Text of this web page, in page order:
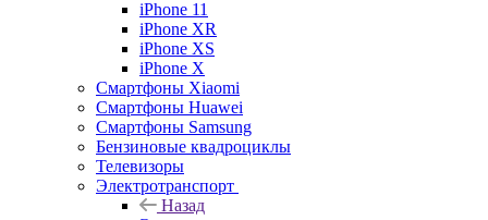
iPhone 11
iPhone XR
iPhone XS
iPhone X
Смартфоны Xiaomi
Смартфоны Huawei
Смартфоны Samsung
Бензиновые квадроциклы
Телевизоры
Электротранспорт
Назад